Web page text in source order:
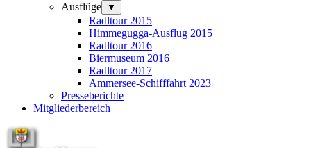
Ausflüge
▼
Radltour 2015
Himmegugga-Ausflug 2015
Radltour 2016
Biermuseum 2016
Radltour 2017
Ammersee-Schifffahrt 2023
Presseberichte
Mitgliederbereich